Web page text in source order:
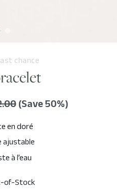
chance
(Save 50%)
en doré
ajustable
à l’eau
of-Stock